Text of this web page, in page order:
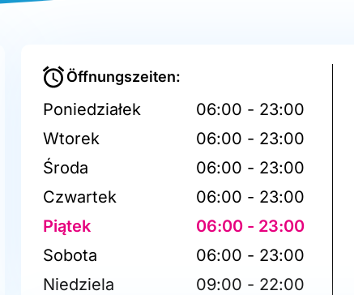
Öffnungszeiten:
Poniedziałek
06:00 - 23:00
Wtorek
06:00 - 23:00
Środa
06:00 - 23:00
Czwartek
06:00 - 23:00
Piątek
06:00 - 23:00
Sobota
06:00 - 23:00
Niedziela
09:00 - 22:00